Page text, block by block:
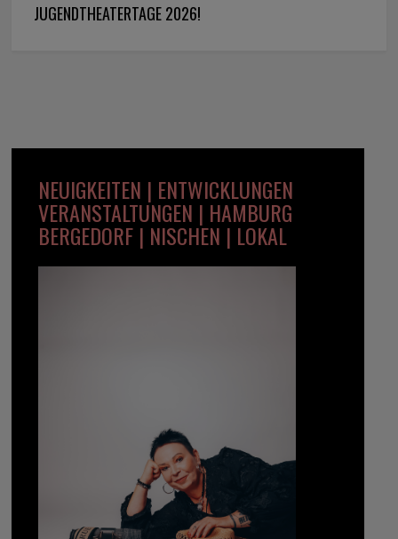
JUGENDTHEATERTAGE 2026!
NEUIGKEITEN | ENTWICKLUNGEN
VERANSTALTUNGEN | HAMBURG
BERGEDORF | NISCHEN | LOKAL